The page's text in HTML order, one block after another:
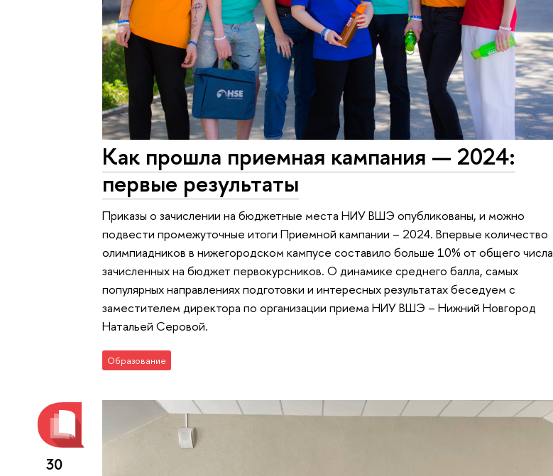
Как прошла приемная кампания — 2024:
первые результаты
Приказы о зачислении на бюджетные места НИУ ВШЭ опубликованы, и можно
подвести промежуточные итоги Приемной кампании – 2024. Впервые количество
олимпиадников в нижегородском кампусе составило больше 10% от общего числа
зачисленных на бюджет первокурсников. О динамике среднего балла, самых
популярных направлениях подготовки и интересных результатах беседуем с
заместителем директора по организации приема НИУ ВШЭ – Нижний Новгород
Натальей Серовой.
Образование
30